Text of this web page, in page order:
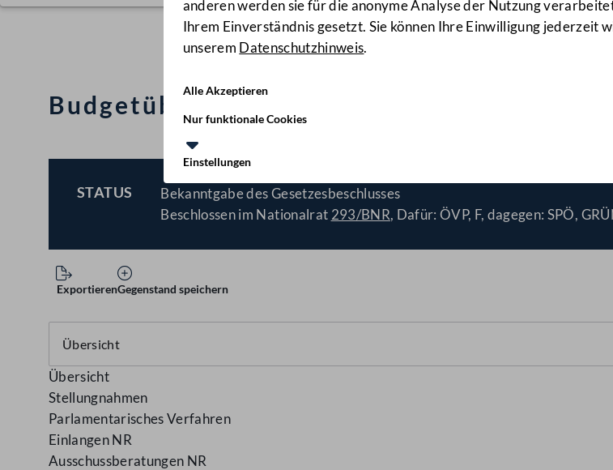
anderen werden sie für die anonyme Analyse der Nutzung
Ihrem Einverständnis gesetzt. Sie können Ihre Einwilligung jederzeit
unserem Datenschutzhinweis.
Alle Akzeptieren
Nur funktionale Cookies
Einstellungen
Budgetüberschreitungsgesetz 2004
STATUS
BESCHLOSSEN
Bekanntgabe des Gesetzesbeschlusses
Beschlossen im Nationalrat 293/BNR, Dafür: ÖVP, F, dagegen: SPÖ,
ExportierenGegenstand speichern
Übersicht
Stellungnahmen
Parlamentarisches Verfahren
Einlangen NR
Ausschussberatungen NR